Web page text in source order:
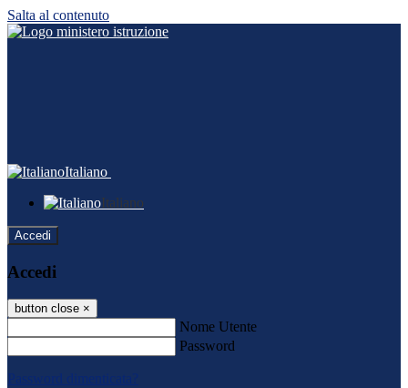
Salta al contenuto
Italiano
Italiano
Accedi
Accedi
button close ×
Nome Utente
Password
Password dimenticata?